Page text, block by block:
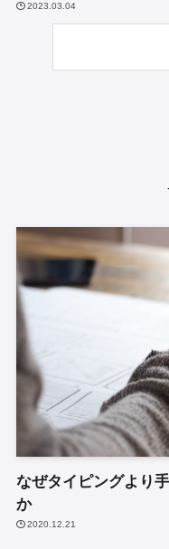
2023.03.04
なぜタイピングより
か
2020.12.21